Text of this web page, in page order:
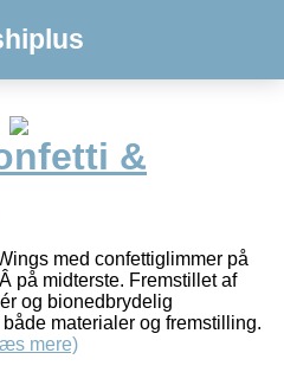
&
med confettiglimmer på
på midterste. Fremstillet af
og bionedbrydelig
materialer og fremstilling.
mere)